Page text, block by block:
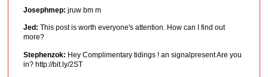
Josephmep: jruw bm m
Jed: This post is worth everyone's attention. How can I find out
more?
Stephenzok: Hey Complimentary tidings ! an signalpresent Are you
in? http://bit.ly/2ST